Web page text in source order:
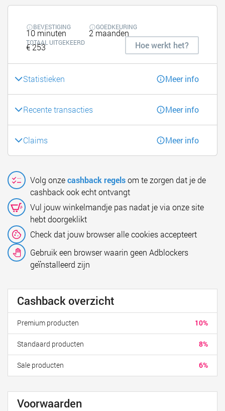
BEVESTIGING
10 minuten
GOEDKEURING
2 maanden
TOTAAL UITGEKEERD
€ 253 Hoe werkt het?
Statistieken Meer info
Recente transacties Meer info
Claims Meer info
Volg onzecashback regelsom te zorgen dat je de
cashback ook echt ontvangt
Vul jouw winkelmandje pas nadat je via onze site
hebt doorgeklikt
Check dat jouw browser alle cookies accepteert
Gebruik een browser waarin geen Adblockers
geïnstalleerd zijn
Cashback overzicht
10%
Premium producten
8%
Standaard producten
6%
Sale producten
Voorwaarden